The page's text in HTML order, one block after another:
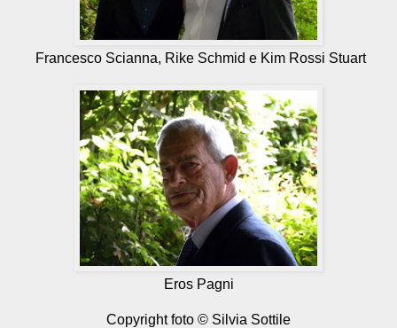
Francesco Scianna, Rike Schmid e Kim Rossi Stuart
Eros Pagni
Copyright foto © Silvia Sottile